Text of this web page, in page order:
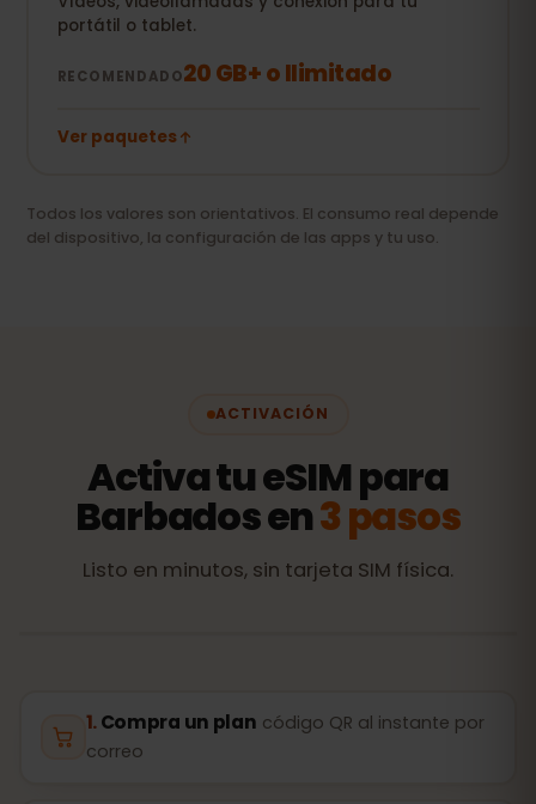
portátil o tablet.
RECOMENDADO20 GB+ o Ilimitado
Ver paquetes
Todos los valores son orientativos. El consumo real depende
del dispositivo, la configuración de las apps y tu uso.
ACTIVACIÓN
Activa tu eSIM para
Barbados en3 pasos
Listo en minutos, sin tarjeta SIM física.
Compra un plan código QR al instante por
correo